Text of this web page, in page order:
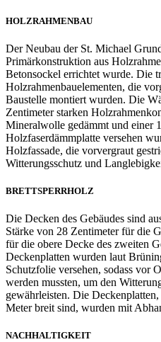
HOLZRAHMENBAU
Der Neubau der St. Michael
Primärkonstruktion aus
Betonsockel errichtet wurde. Die
Holzrahmenbauelementen, die
Baustelle montiert wurden. Die
Zentimeter starken
Mineralwolle gedämmt und einer
Holzfaserdämmplatte versehen
Holzfassade, die vorvergraut
Witterungsschutz und
BRETTSPERRHOLZ
Die Decken des Gebäudes sind
Stärke von 28 Zentimeter für die
für die obere Decke des zweiten
Deckenplatten wurden laut
Schutzfolie versehen, sodass vor
werden mussten, um den
gewährleisten. Die
Meter breit sind, wurden mit
NACHHALTIGKEIT